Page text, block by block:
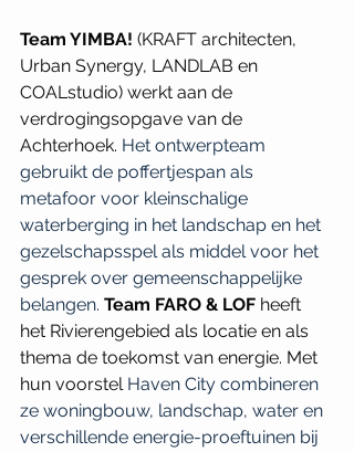
Team YIMBA! (KRAFT architecten,
Urban Synergy, LANDLAB en
COALstudio) werkt aan de
verdrogingsopgave van de
Achterhoek. Het ontwerpteam
gebruikt de poffertjespan als
metafoor voor kleinschalige
waterberging in het landschap en het
gezelschapsspel als middel voor het
gesprek over gemeenschappelijke
belangen. Team FARO & LOF heeft
het Rivierengebied als locatie en als
thema de toekomst van energie. Met
hun voorstel Haven City combineren
ze woningbouw, landschap, water en
verschillende energie-proeftuinen bij